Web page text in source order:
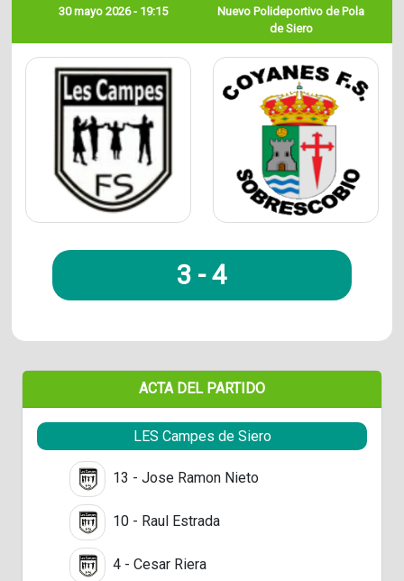
30 mayo 2026 - 19:15
Nuevo Polideportivo de Pola
de Siero
3 -4
ACTA DEL PARTIDO
LES Campes de Siero
13 - Jose Ramon Nieto
10 - Raul Estrada
4 - Cesar Riera